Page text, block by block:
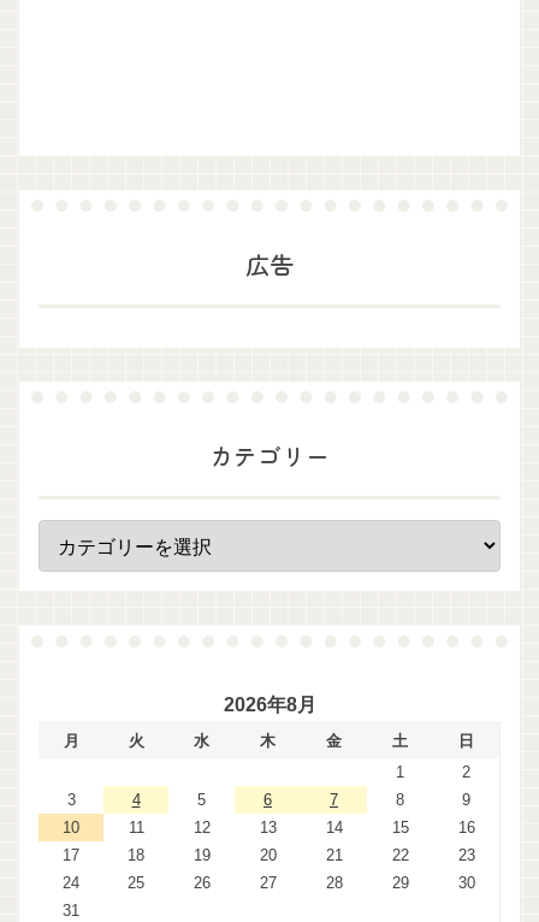
広告
カテゴリー
2026年8月
月 火 水 木 金 土
日
1
2
3
4 5 6 7 8
9
10
11 12 13 14 15
16
17
18 19 20 21 22
23
24
25 26 27 28 29
30
31